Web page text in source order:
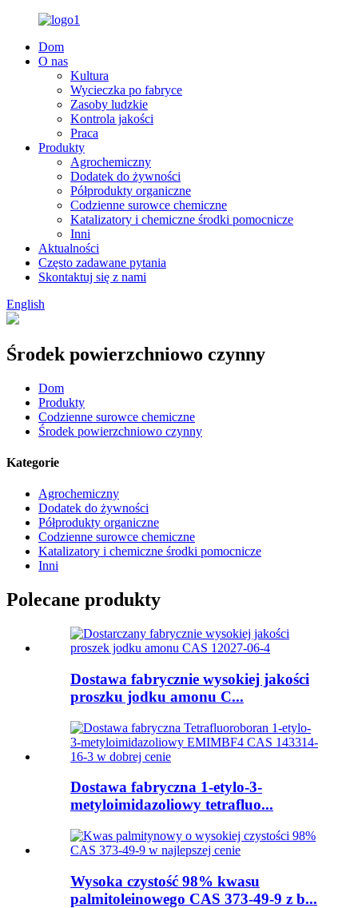
Dom
O nas
Kultura
Wycieczka po fabryce
Zasoby ludzkie
Kontrola jakości
Praca
Produkty
Agrochemiczny
Dodatek do żywności
Półprodukty organiczne
Codzienne surowce chemiczne
Katalizatory i chemiczne środki pomocnicze
Inni
Aktualności
Często zadawane pytania
Skontaktuj się z nami
English
Środek powierzchniowo czynny
Dom
Produkty
Codzienne surowce chemiczne
Środek powierzchniowo czynny
Kategorie
Agrochemiczny
Dodatek do żywności
Półprodukty organiczne
Codzienne surowce chemiczne
Katalizatory i chemiczne środki pomocnicze
Inni
Polecane produkty
Dostawa fabrycznie wysokiej jakości
proszku jodku amonu C...
Dostawa fabryczna 1-etylo-3-
metyloimidazoliowy tetrafluo...
Wysoka czystość 98% kwasu
palmitoleinowego CAS 373-49-9 z b...